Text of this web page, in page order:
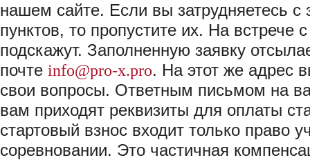
нашем сайте. Если вы затрудняетесь с
пунктов, то пропустите их. На встрече
подскажут. Заполненную заявку
почте info@pro-x.pro. На этот же адрес
свои вопросы. Ответным письмом на
вам приходят реквизиты для оплаты
стартовый взнос входит только право
соревновании. Это частичная